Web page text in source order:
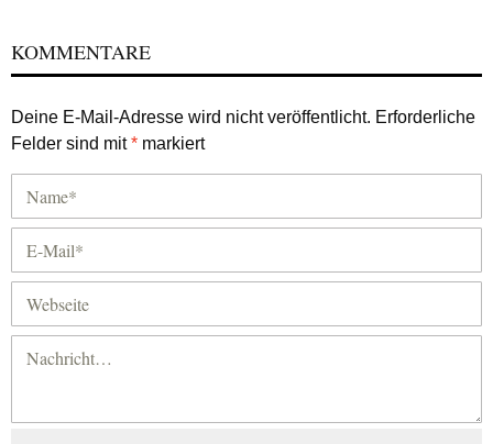
KOMMENTARE
Deine E-Mail-Adresse wird nicht veröffentlicht. Erforderliche
Felder sind mit* markiert